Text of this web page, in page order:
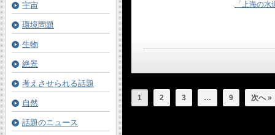
「上海の
1 2 3 … 9 次へ »
宇宙
環境問題
生物
絶景
考えさせられる話題
自然
話題のニュース